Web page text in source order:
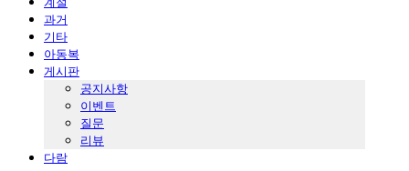
과거
기타
아동복
게시판
공지사항
이벤트
질문
리뷰
다람